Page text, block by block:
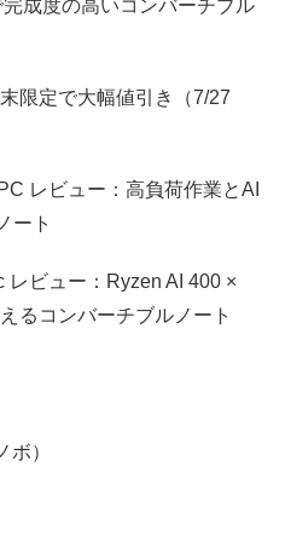
成度の高いコンバーチブル
限定で大幅値引き（7/27
レビュー：高負荷作業とAI
ート
レビュー：Ryzen AI 400 ×
るコンバーチブルノート
ボ）